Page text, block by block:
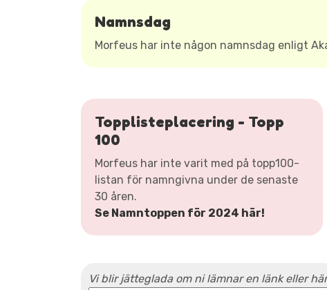
Namnsdag
Morfeus har inte någon namnsdag enligt
Topplisteplacering - Topp
100
Morfeus har inte varit med på topp100-
listan för namngivna under de senaste
30 åren.
Se Namntoppen för 2024 här!
Vi blir jätteglada om ni lämnar en länk eller